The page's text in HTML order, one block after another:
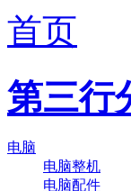
首页
第三行
电脑
电脑整机
电脑配件